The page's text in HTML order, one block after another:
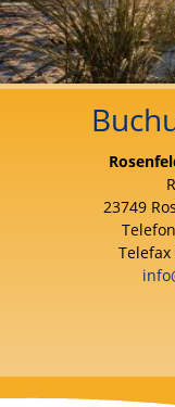
23749
Telefax